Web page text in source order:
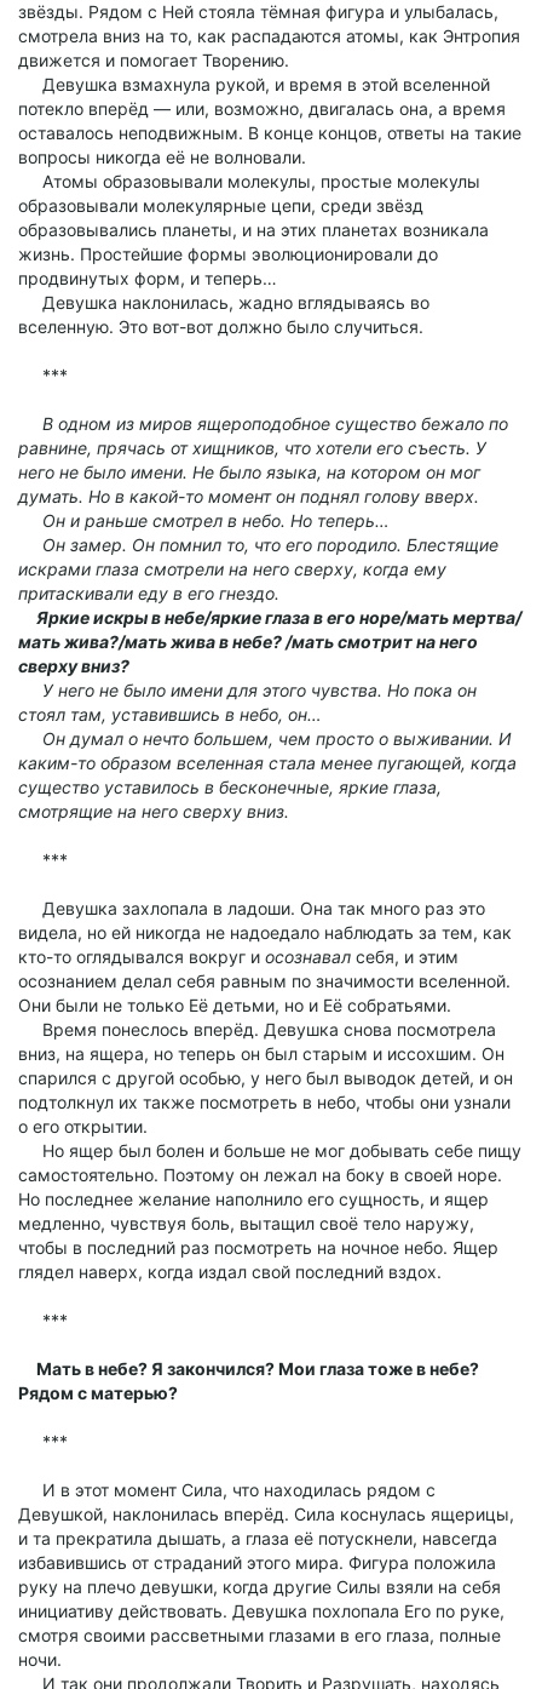
звёзды. Рядом с Ней стояла тёмная фигура и улыбалась,
смотрела вниз на то, как распадаются атомы, как Энтропия
движется и помогает Творению.
Девушка взмахнула рукой, и время в этой вселенной
потекло вперёд — или, возможно, двигалась она, а время
оставалось неподвижным. В конце концов, ответы на такие
вопросы никогда её не волновали.
Атомы образовывали молекулы, простые молекулы
образовывали молекулярные цепи, среди звёзд
образовывались планеты, и на этих планетах возникала
жизнь. Простейшие формы эволюционировали до
продвинутых форм, и теперь…
Девушка наклонилась, жадно вглядываясь во
вселенную. Это вот-вот должно было случиться.
***
В одном из миров ящероподобное существо бежало по
равнине, прячась от хищников, что хотели его съесть. У
него не было имени. Не было языка, на котором он мог
думать. Но в какой-то момент он поднял голову вверх.
Он и раньше смотрел в небо. Но теперь…
Он замер. Он помнил то, что его породило. Блестящие
искрами глаза смотрели на него сверху, когда ему
притаскивали еду в его гнездо.
Яркие искры в небе/яркие глаза в его норе/мать мертва/
мать жива?/мать жива в небе? /мать смотрит на него
сверху вниз?
У него не было имени для этого чувства. Но пока он
стоял там, уставившись в небо, он…
Он думал о нечто большем, чем просто о выживании. И
каким-то образом вселенная стала менее пугающей, когда
существо уставилось в бесконечные, яркие глаза,
смотрящие на него сверху вниз.
***
Девушка захлопала в ладоши. Она так много раз это
видела, но ей никогда не надоедало наблюдать за тем, как
кто-то оглядывался вокруг и осознавал себя, и этим
осознанием делал себя равным по значимости вселенной.
Они были не только Её детьми, но и Её собратьями.
Время понеслось вперёд. Девушка снова посмотрела
вниз, на ящера, но теперь он был старым и иссохшим. Он
спарился с другой особью, у него был выводок детей, и он
подтолкнул их также посмотреть в небо, чтобы они узнали
о его открытии.
Но ящер был болен и больше не мог добывать себе пищу
самостоятельно. Поэтому он лежал на боку в своей норе.
Но последнее желание наполнило его сущность, и ящер
медленно, чувствуя боль, вытащил своё тело наружу,
чтобы в последний раз посмотреть на ночное небо. Ящер
глядел наверх, когда издал свой последний вздох.
***
Мать в небе? Я закончился? Мои глаза тоже в небе?
Рядом с матерью?
***
И в этот момент Сила, что находилась рядом с
Девушкой, наклонилась вперёд. Сила коснулась ящерицы,
и та прекратила дышать, а глаза её потускнели, навсегда
избавившись от страданий этого мира. Фигура положила
руку на плечо девушки, когда другие Силы взяли на себя
инициативу действовать. Девушка похлопала Его по руке,
смотря своими рассветными глазами в его глаза, полные
ночи.
И так они продолжали Творить и Разрушать, находясь